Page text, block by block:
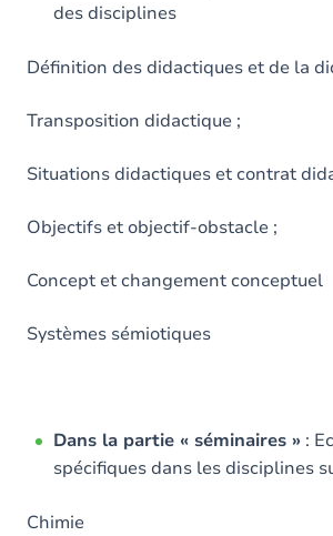
des disciplines
Définition des didactiques et de la
Transposition didactique ;
Situations didactiques et contrat
Objectifs et objectif-obstacle ;
Concept et changement conceptuel
Systèmes sémiotiques
Dans la partie « séminaires » :
spécifiques dans les disciplines
Chimie